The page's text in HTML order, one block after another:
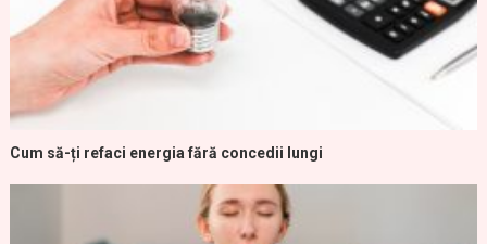
Cum să-ți refaci energia fără concedii lungi